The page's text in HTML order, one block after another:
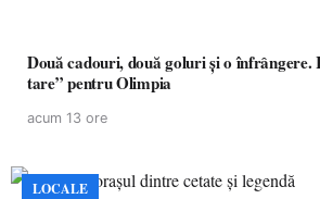
Două cadouri, două goluri și o înfrângere.
tare” pentru Olimpia
acum 13 ore
LOCALE